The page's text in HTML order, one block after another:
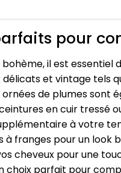
pour
il est essentiel
et vintage tels
ornées de plumes
en cuir
à votre
franges pour un look
cheveux pour une
parfait pour